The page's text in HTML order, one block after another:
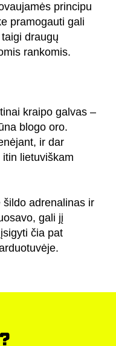
principu
pramogauti gali
draugų
rankomis.
kraipo galvas –
blogo oro.
ir dar
lietuviškam
adrenalinas ir
gali jį
čia pat